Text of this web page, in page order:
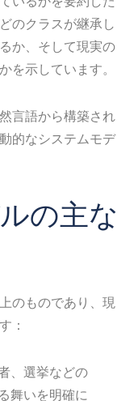
のクラスが継承し
か、そして現実の
を示しています。
言語から構築され
的なシステムモデ
の主な
のものであり、現
：
、選挙などの
舞いを明確に